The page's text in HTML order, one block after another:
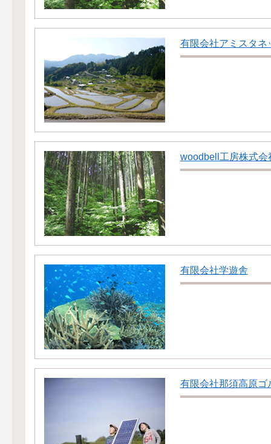
有限会社アミスタネ
woodbell工房株式会
有限会社学遊舎
有限会社那須高原ゴ